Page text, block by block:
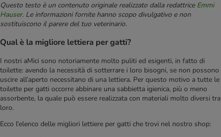
Questo testo è un contenuto originale realizzato dalla redattrice Emmi
Hauser. Le informazioni fornite hanno scopo divulgativo e non
sostituiscono il parere del tuo veterinario.
Qual è la migliore lettiera per gatti?
I nostri aMici sono notoriamente molto puliti ed esigenti, in fatto di
toilette: avendo la necessità di sotterrare i loro bisogni, se non possono
uscire all’aperto necessitano di una lettiera. Per questo motivo a tutte le
toilette per gatti occorre abbinare una sabbietta igienica, più o meno
assorbente, la quale può essere realizzata con materiali molto diversi tra
loro.
Ecco l'elenco delle migliori lettiere per gatti che trovi nel nostro shop: